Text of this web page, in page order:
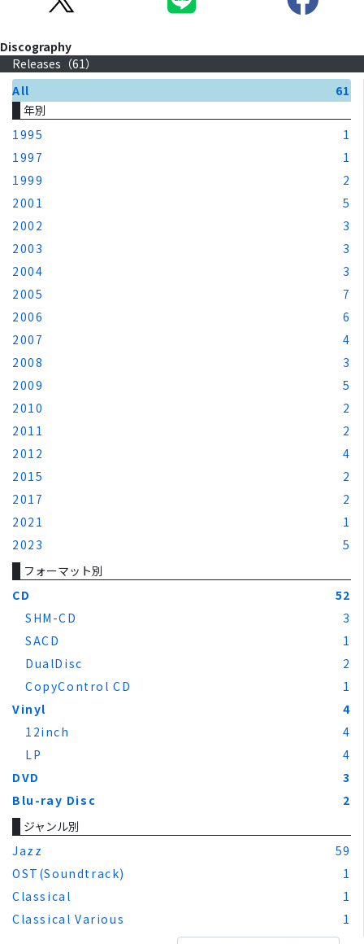
Discography
Releases（61）
All
61
年別
1995
1
1997
1
1999
2
2001
5
2002
3
2003
3
2004
3
2005
7
2006
6
2007
4
2008
3
2009
5
2010
2
2011
2
2012
4
2015
2
2017
2
2021
1
2023
5
フォーマット別
CD
52
SHM-CD
3
SACD
1
DualDisc
2
CopyControl CD
1
Vinyl
4
12inch
4
LP
4
DVD
3
Blu-ray Disc
2
ジャンル別
Jazz
59
OST(Soundtrack)
1
Classical
1
Classical Various
1